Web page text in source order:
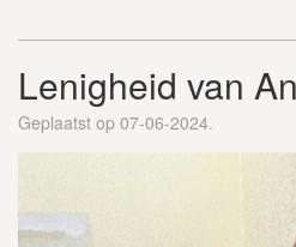
WEBSHOP
Lenigheid van
Geplaatst op 07-06-2024.